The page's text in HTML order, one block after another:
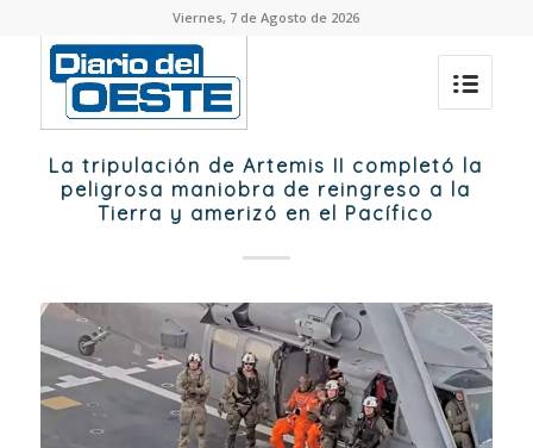
Viernes, 7 de Agosto de 2026
La tripulación de Artemis II completó la
peligrosa maniobra de reingreso a la
Tierra y amerizó en el Pacífico